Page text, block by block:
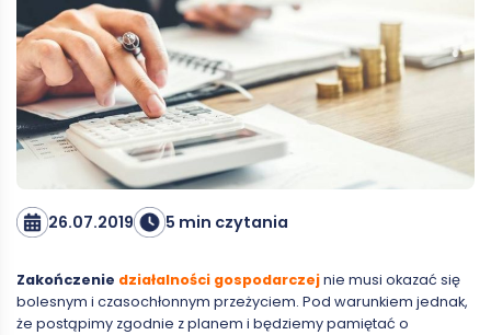
26.07.2019 5 min czytania
Zakończenie działalności gospodarczejnie musi okazać się
bolesnym i czasochłonnym przeżyciem. Pod warunkiem jednak,
że postąpimy zgodnie z planem i będziemy pamiętać o